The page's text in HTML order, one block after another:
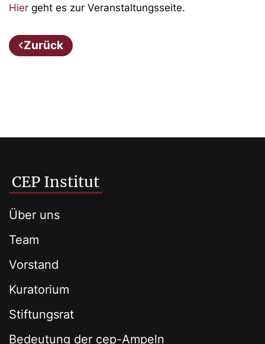
Hiergeht es zur Veranstaltungsseite.
Zurück
CEP Institut
Über uns
Team
Vorstand
Kuratorium
Stiftungsrat
Bedeutung der cep-Ampeln